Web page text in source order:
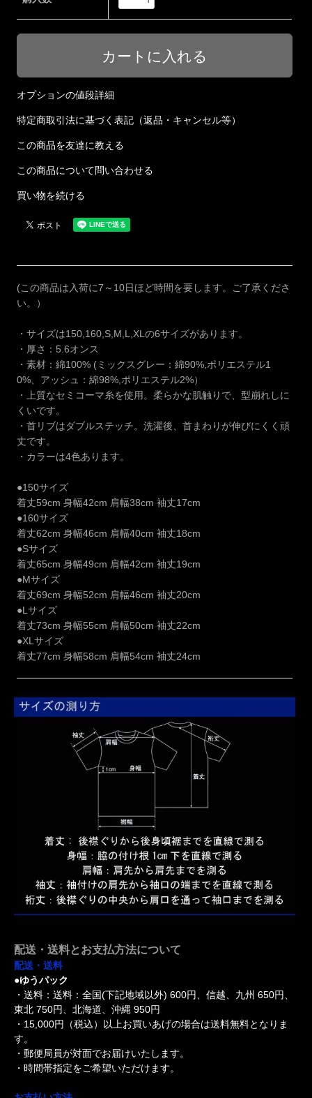
オプションの値段詳細
特定商取引法に基づく表記（返品・キャンセル等）
この商品を友達に教える
この商品について問い合わせる
買い物を続ける
(この商品は入荷に7～10日ほど時間を要します。ご了承くださ
い。）
・サイズは150,160,S,M,L,XLの6サイズがあります。
・厚さ：5.6オンス
・素材：綿100% (ミックスグレー：綿90%,ポリエステル1
0%、アッシュ：綿98%,ポリエステル2%）
・上質なセミコーマ糸を使用。柔らかな肌触りで、型崩れしに
くいです。
・首リブはダブルステッチ。洗濯後、首まわりが伸びにくく頑
丈です。
・カラーは4色あります。
●150サイズ
着丈59cm 身幅42cm 肩幅38cm 袖丈17cm
●160サイズ
着丈62cm 身幅46cm 肩幅40cm 袖丈18cm
●Sサイズ
着丈65cm 身幅49cm 肩幅42cm 袖丈19cm
●Mサイズ
着丈69cm 身幅52cm 肩幅46cm 袖丈20cm
●Lサイズ
着丈73cm 身幅55cm 肩幅50cm 袖丈22cm
●XLサイズ
着丈77cm 身幅58cm 肩幅54cm 袖丈24cm
配送・送料とお支払方法について
配送・送料
●ゆうパック
・送料：送料：全国(下記地域以外) 600円、信越、九州 650円、
東北 750円、北海道、沖縄 950円
・15,000円（税込）以上お買いあげの場合は送料無料となりま
す。
・郵便局員が対面でお届けいたします。
・時間帯指定をご希望いただけます。